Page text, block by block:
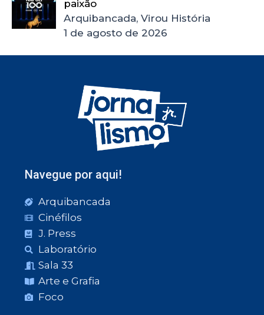
paixão
Arquibancada, Virou História
1 de agosto de 2026
Navegue por aqui!
Arquibancada
Cinéfilos
J. Press
Laboratório
Sala 33
Arte e Grafia
Foco